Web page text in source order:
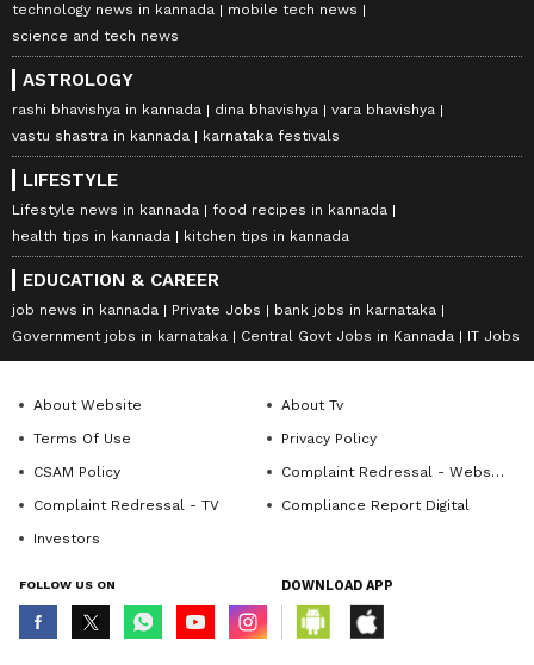
technology news in kannada
mobile tech news
science and tech news
ASTROLOGY
rashi bhavishya in kannada dina bhavishya
vara bhavishya
vastu shastra in kannada
karnataka festivals
LIFESTYLE
Lifestyle news in kannada
food recipes in kannada
health tips in kannada
kitchen tips in kannada
EDUCATION & CAREER
job news in kannada Private Jobs
bank jobs in karnataka
Government jobs in karnataka
Central Govt Jobs in Kannada IT Jobs
About Website
About Tv
Terms Of Use
Privacy Policy
CSAM Policy
Complaint Redressal - Website
Complaint Redressal - TV
Compliance Report Digital
Investors
FOLLOW US ON DOWNLOAD APP